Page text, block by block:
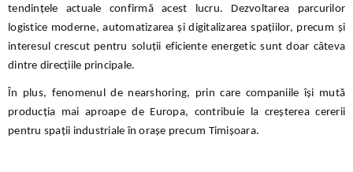
tendințele actuale confirmă acest lucru. Dezvoltarea parcurilor
logistice moderne, automatizarea și digitalizarea spațiilor, precum și
interesul crescut pentru soluții eficiente energetic sunt doar câteva
dintre direcțiile principale.
În plus, fenomenul de nearshoring, prin care companiile își mută
producția mai aproape de Europa, contribuie la creșterea cererii
pentru spații industriale în orașe precum Timișoara.